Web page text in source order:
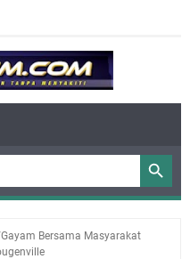
Bersama Masyarakat